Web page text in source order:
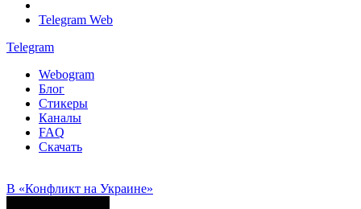
Telegram Web
Telegram
Webogram
Блог
Стикеры
Каналы
FAQ
Скачать
В «Конфликт на Украине»